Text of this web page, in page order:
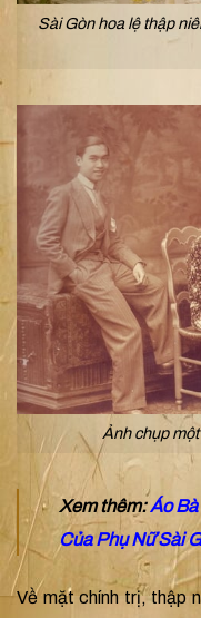
Sài Gòn hoa lệ thập
Ảnh chụp
Xem thêm:Áo Bà
Của Phụ Nữ Sài
Về mặt chính trị, thập